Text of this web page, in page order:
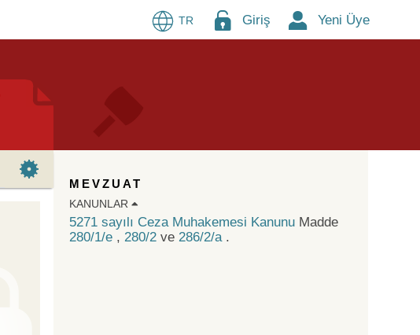
TR Giriş Yeni Üye
MEVZUAT
KANUNLAR
5271 sayılı Ceza Muhakemesi Kanunu Madde
280/1/e , 280/2 ve 286/2/a .